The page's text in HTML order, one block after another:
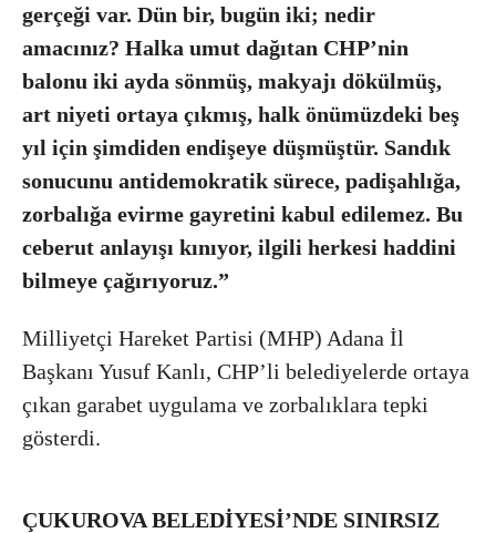
gerçeği var. Dün bir, bugün iki; nedir
amacınız? Halka umut dağıtan CHP’nin
balonu iki ayda sönmüş, makyajı dökülmüş,
art niyeti ortaya çıkmış, halk önümüzdeki beş
yıl için şimdiden endişeye düşmüştür. Sandık
sonucunu antidemokratik sürece, padişahlığa,
zorbalığa evirme gayretini kabul edilemez. Bu
ceberut anlayışı kınıyor, ilgili herkesi haddini
bilmeye çağırıyoruz.”
Milliyetçi Hareket Partisi (MHP) Adana İl
Başkanı Yusuf Kanlı, CHP’li belediyelerde ortaya
çıkan garabet uygulama ve zorbalıklara tepki
gösterdi.
ÇUKUROVA BELEDİYESİ’NDE SINIRSIZ